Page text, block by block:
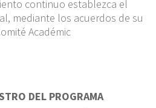
continuo establezca el
mediante los acuerdos de su
Académic
DEL PROGRAMA